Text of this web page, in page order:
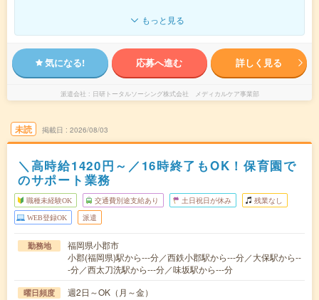
もっと見る
気になる! 応募へ進む 詳しく見る
派遣会社 日研トータルソーシング株式会社 メディカルケア事業部
未読 掲載日 2026/08/03
＼高時給1420円～／16時終了もOK！保育園で
のサポート業務
職種未経験OK 交通費別途支給あり 土日祝日が休み 残業なし
WEB登録OK 派遣
勤務地
福岡県小郡市
小郡(福岡県)駅から---分／西鉄小郡駅から---分／大保駅から--
-分／西太刀洗駅から---分／味坂駅から---分
曜日頻度 週2日～OK（月～金）